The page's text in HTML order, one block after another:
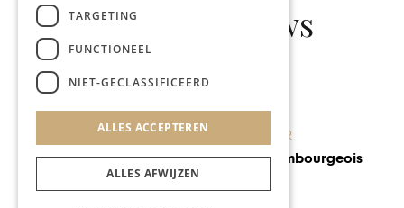
Gerelateerd nieuws
KUNST & CULTUUR
Nieuw in Maastricht: de
European Opera Academy
TARGETING
FUNCTIONEEL
NIET-GECLASSIFICEERD
ALLES ACCEPTEREN
ALLES AFWIJZEN